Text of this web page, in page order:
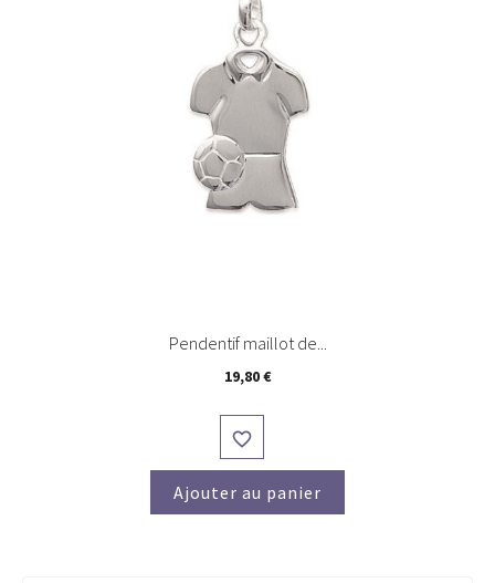
Pendentif maillot de...
Prix
19,80 €

Ajouter au panier